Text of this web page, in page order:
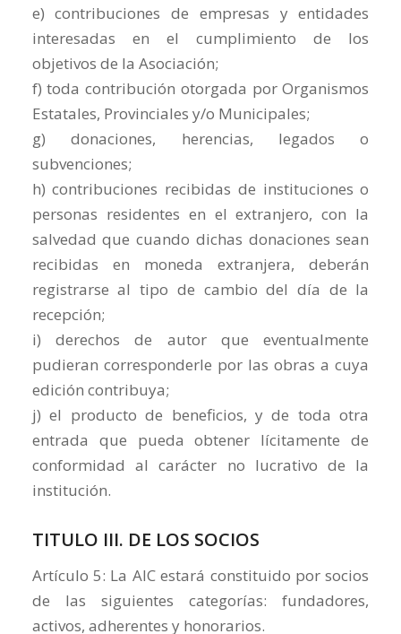
e) contribuciones de empresas y entidades
interesadas en el cumplimiento de los
objetivos de la Asociación;
f) toda contribución otorgada por Organismos
Estatales, Provinciales y/o Municipales;
g) donaciones, herencias, legados o
subvenciones;
h) contribuciones recibidas de instituciones o
personas residentes en el extranjero, con la
salvedad que cuando dichas donaciones sean
recibidas en moneda extranjera, deberán
registrarse al tipo de cambio del día de la
recepción;
i) derechos de autor que eventualmente
pudieran corresponderle por las obras a cuya
edición contribuya;
j) el producto de beneficios, y de toda otra
entrada que pueda obtener lícitamente de
conformidad al carácter no lucrativo de la
institución.
TITULO III. DE LOS SOCIOS
Artículo 5: La AIC estará constituido por socios
de las siguientes categorías: fundadores,
activos, adherentes y honorarios.